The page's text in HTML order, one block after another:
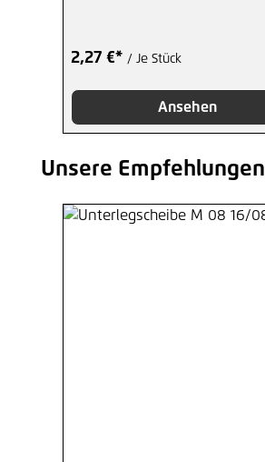
2,27 €* / Je Stück
Ansehen
Produktgalerie überspringen
Unsere Empfehlungen